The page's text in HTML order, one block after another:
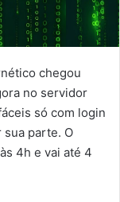
chegou
no servidor
só com login
sua parte. O
4h e vai até 4